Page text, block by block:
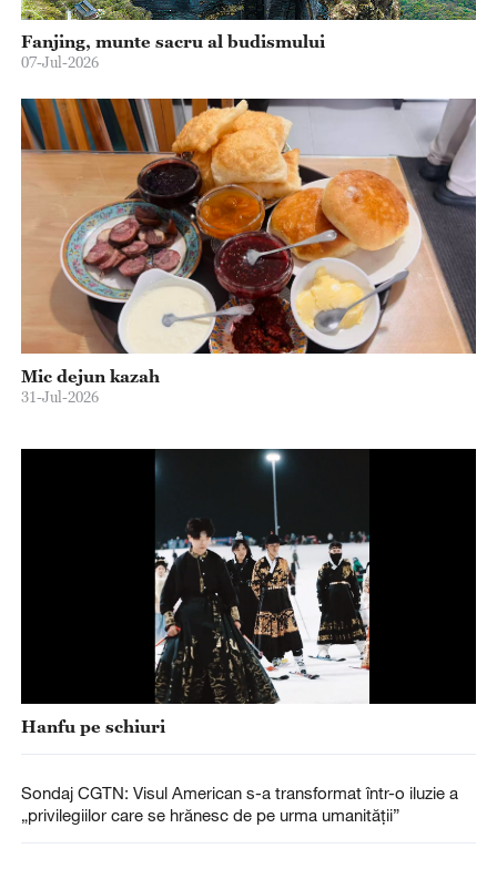
Fanjing, munte sacru al budismului
07-Jul-2026
Mic dejun kazah
31-Jul-2026
Hanfu pe schiuri
Sondaj CGTN: Visul American s-a transformat într-o iluzie a
„privilegiilor care se hrănesc de pe urma umanității”